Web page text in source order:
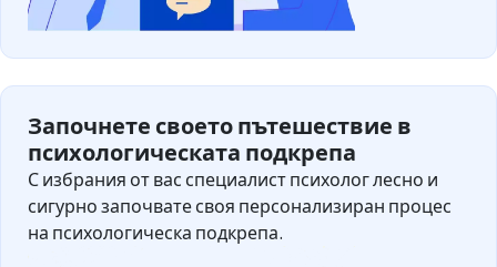
Започнете своето пътешествие в
психологическата подкрепа
С избрания от вас специалист психолог лесно и
сигурно започвате своя персонализиран процес
на психологическа подкрепа.